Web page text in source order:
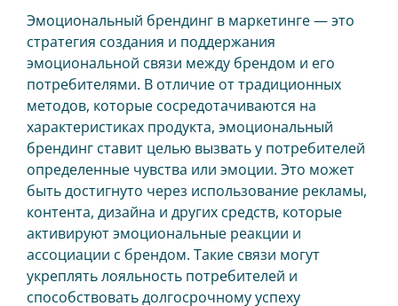
Эмоциональный брендинг в маркетинге — это
стратегия создания и поддержания
эмоциональной связи между брендом и его
потребителями. В отличие от традиционных
методов, которые сосредотачиваются на
характеристиках продукта, эмоциональный
брендинг ставит целью вызвать у потребителей
определенные чувства или эмоции. Это может
быть достигнуто через использование рекламы,
контента, дизайна и других средств, которые
активируют эмоциональные реакции и
ассоциации с брендом. Такие связи могут
укреплять лояльность потребителей и
способствовать долгосрочному успеху